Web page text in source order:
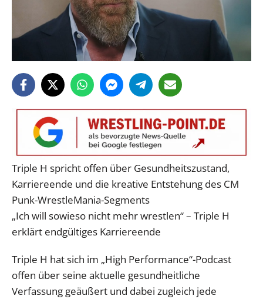
Triple H spricht offen über Gesundheitszustand,
Karriereende und die kreative Entstehung des CM
Punk-WrestleMania-Segments
„Ich will sowieso nicht mehr wrestlen“ – Triple H
erklärt endgültiges Karriereende
Triple H hat sich im „High Performance“-Podcast
offen über seine aktuelle gesundheitliche
Verfassung geäußert und dabei zugleich jede